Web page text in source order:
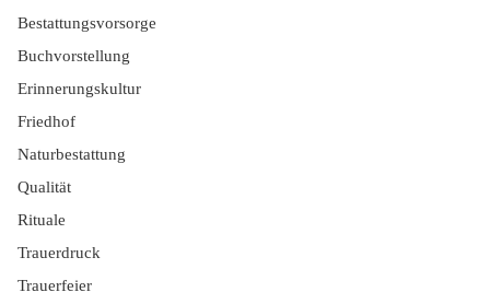
Bestattungsvorsorge
Buchvorstellung
Erinnerungskultur
Friedhof
Naturbestattung
Qualität
Rituale
Trauerdruck
Trauerfeier